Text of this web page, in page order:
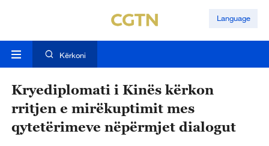
Language
Kërkoni
Kryediplomati i Kinës kërkon
rritjen e mirëkuptimit mes
qytetërimeve nëpërmjet dialogut